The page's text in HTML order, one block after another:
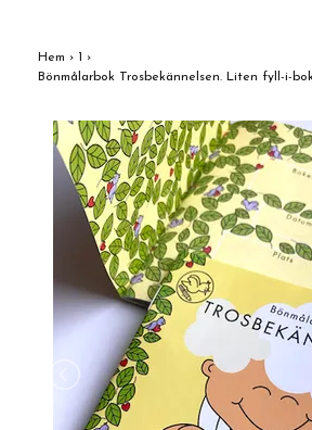
Hem › 1 ›
Bönmålarbok Trosbekännelsen. Liten fyll-i-